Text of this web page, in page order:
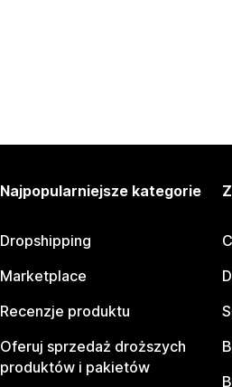
Najpopularniejsze kategorie
Dropshipping
Marketplace
Recenzje produktu
Oferuj sprzedaż droższych
produktów i pakietów